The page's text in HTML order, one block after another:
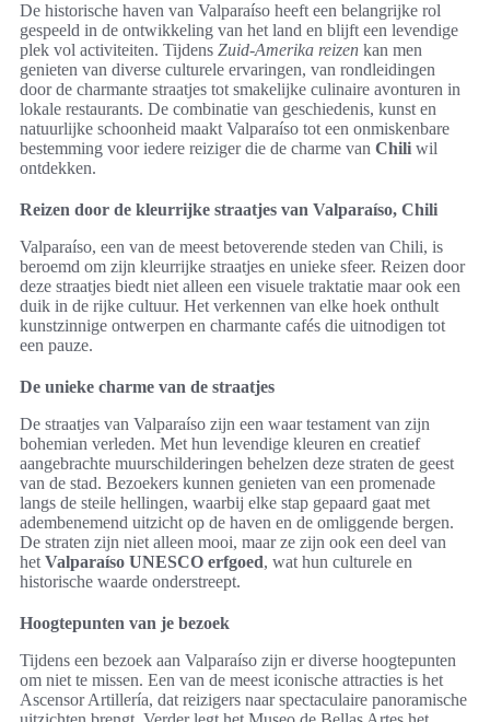
De historische haven van Valparaíso heeft een belangrijke rol
gespeeld in de ontwikkeling van het land en blijft een levendige
plek vol activiteiten. Tijdens Zuid-Amerika reizen kan men
genieten van diverse culturele ervaringen, van rondleidingen
door de charmante straatjes tot smakelijke culinaire avonturen in
lokale restaurants. De combinatie van geschiedenis, kunst en
natuurlijke schoonheid maakt Valparaíso tot een onmiskenbare
bestemming voor iedere reiziger die de charme van Chili wil
ontdekken.
Reizen door de kleurrijke straatjes van Valparaíso, Chili
Valparaíso, een van de meest betoverende steden van Chili, is
beroemd om zijn kleurrijke straatjes en unieke sfeer. Reizen door
deze straatjes biedt niet alleen een visuele traktatie maar ook een
duik in de rijke cultuur. Het verkennen van elke hoek onthult
kunstzinnige ontwerpen en charmante cafés die uitnodigen tot
een pauze.
De unieke charme van de straatjes
De straatjes van Valparaíso zijn een waar testament van zijn
bohemian verleden. Met hun levendige kleuren en creatief
aangebrachte muurschilderingen behelzen deze straten de geest
van de stad. Bezoekers kunnen genieten van een promenade
langs de steile hellingen, waarbij elke stap gepaard gaat met
adembenemend uitzicht op de haven en de omliggende bergen.
De straten zijn niet alleen mooi, maar ze zijn ook een deel van
het Valparaíso UNESCO erfgoed, wat hun culturele en
historische waarde onderstreept.
Hoogtepunten van je bezoek
Tijdens een bezoek aan Valparaíso zijn er diverse hoogtepunten
om niet te missen. Een van de meest iconische attracties is het
Ascensor Artillería, dat reizigers naar spectaculaire panoramische